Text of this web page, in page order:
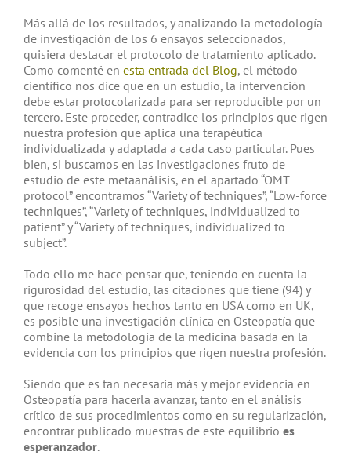
Más allá de los resultados, y analizando la metodología
de investigación de los 6 ensayos seleccionados,
quisiera destacar el protocolo de tratamiento aplicado.
Como comenté en esta entrada del Blog, el método
científico nos dice que en un estudio, la intervención
debe estar protocolarizada para ser reproducible por un
tercero. Este proceder, contradice los principios que rigen
nuestra profesión que aplica una terapéutica
individualizada y adaptada a cada caso particular. Pues
bien, si buscamos en las investigaciones fruto de
estudio de este metaanálisis, en el apartado “OMT
protocol” encontramos “Variety of techniques”, “Low-force
techniques”, “Variety of techniques, individualized to
patient” y “Variety of techniques, individualized to
subject”.
Todo ello me hace pensar que, teniendo en cuenta la
rigurosidad del estudio, las citaciones que tiene (94) y
que recoge ensayos hechos tanto en USA como en UK,
es posible una investigación clínica en Osteopatía que
combine la metodología de la medicina basada en la
evidencia con los principios que rigen nuestra profesión.
Siendo que es tan necesaria más y mejor evidencia en
Osteopatía para hacerla avanzar, tanto en el análisis
crítico de sus procedimientos como en su regularización,
encontrar publicado muestras de este equilibrio es
esperanzador.